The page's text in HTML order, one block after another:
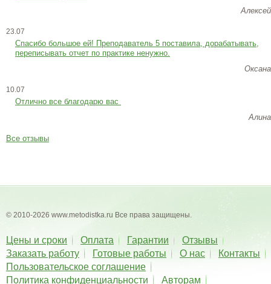
Алексей
23.07
Cпасибо большое ей! Преподаватель 5 поставила, дорабатывать,
переписывать отчет по практике ненужно.
Оксана
10.07
Отлично все благодарю вас
Алина
Все отзывы
© 2010-2026 www.metodistka.ru Все права защищены.
Цены и сроки Оплата Гарантии
Отзывы
Заказать работу
Готовые работы О нас
Контакты
Пользовательское соглашение
Политика конфиденциальности
Авторам